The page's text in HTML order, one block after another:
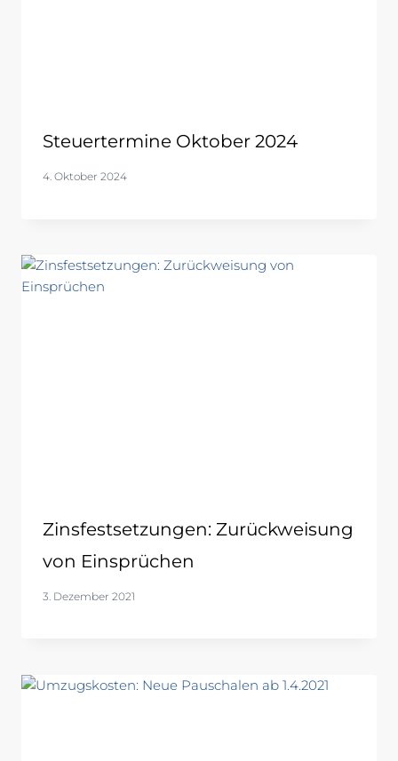
Steuertermine Oktober 2024
4. Oktober 2024
Zinsfestsetzungen: Zurückweisung
von Einsprüchen
3. Dezember 2021